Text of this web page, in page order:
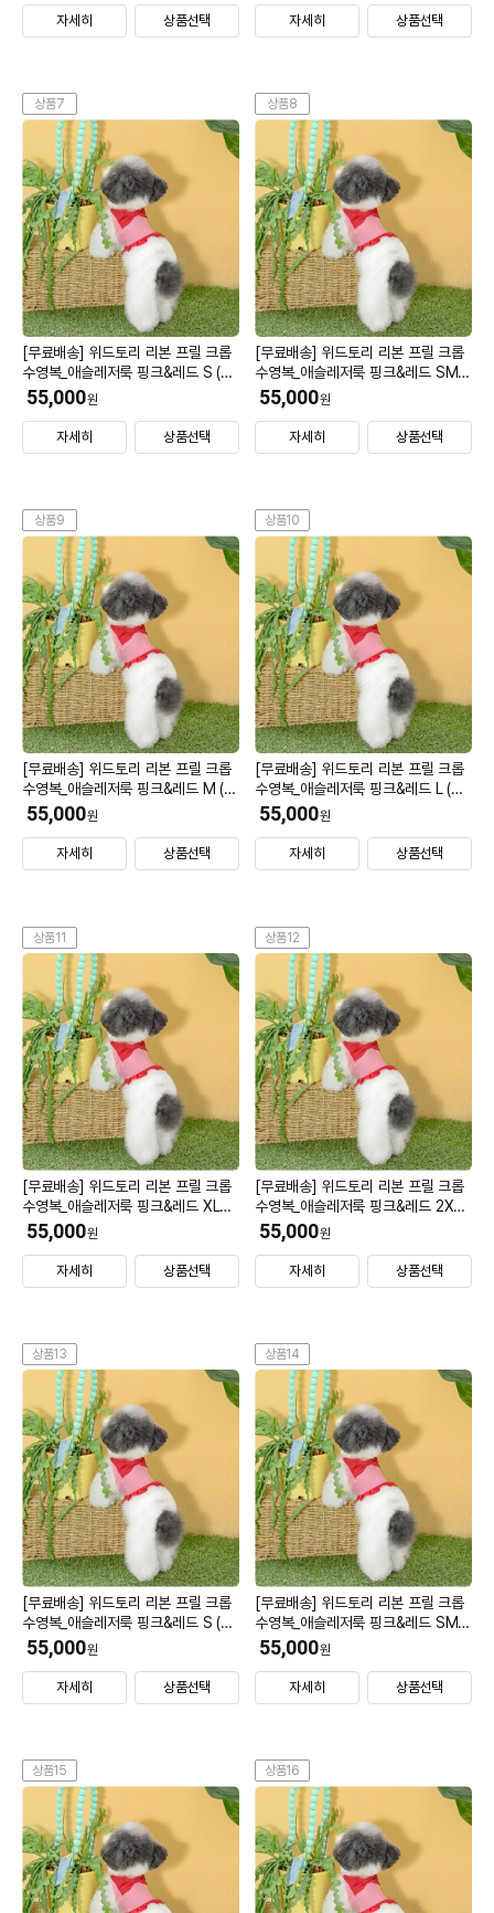
자세히 상품선택 자세히 상품선택
상품7
[무료배송] 위드토리 리본 프릴 크롭
수영복_애슬레저룩 핑크&레드 S (모
자 S)
55,000원
자세히 상품선택
상품8
[무료배송] 위드토리 리본 프릴 크롭
수영복_애슬레저룩 핑크&레드 SM
(모자 S)
55,000원
자세히 상품선택
상품9
[무료배송] 위드토리 리본 프릴 크롭
수영복_애슬레저룩 핑크&레드 M (모
자 S)
55,000원
자세히 상품선택
상품10
[무료배송] 위드토리 리본 프릴 크롭
수영복_애슬레저룩 핑크&레드 L (모
자 S)
55,000원
자세히 상품선택
상품11
[무료배송] 위드토리 리본 프릴 크롭
수영복_애슬레저룩 핑크&레드 XL
(모자 S)
55,000원
자세히 상품선택
상품12
[무료배송] 위드토리 리본 프릴 크롭
수영복_애슬레저룩 핑크&레드 2XL
(모자 S)
55,000원
자세히 상품선택
상품13
[무료배송] 위드토리 리본 프릴 크롭
수영복_애슬레저룩 핑크&레드 S (모
자 M)
55,000원
자세히 상품선택
상품14
[무료배송] 위드토리 리본 프릴 크롭
수영복_애슬레저룩 핑크&레드 SM
(모자 M)
55,000원
자세히 상품선택
상품15 상품16